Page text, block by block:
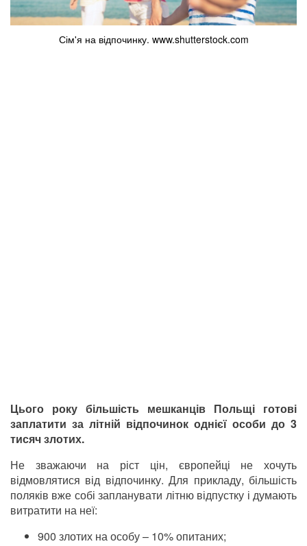
Сім'я на відпочинку. www.shutterstock.com
Цього року більшість мешканців Польщі готові
заплатити за літній відпочинок однієї особи до 3
тисяч злотих.
Не зважаючи на ріст цін, європейці не хочуть
відмовлятися від відпочинку. Для прикладу, більшість
поляків вже собі запланувати літню відпустку і думають
витратити на неї:
900 злотих на особу– 10% опитаних;